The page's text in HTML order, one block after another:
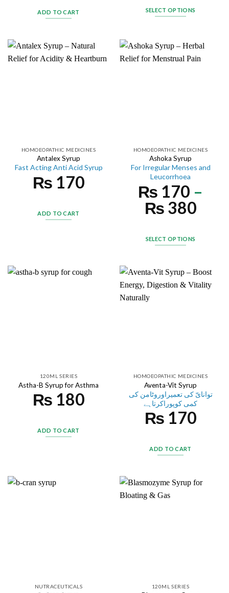
ADD TO CART SELECT OPTIONS
HOMOEOPATHIC MEDICINES
Antalex Syrup
Fast Acting Anti Acid Syrup
₨ 170
ADD TO CART
HOMOEOPATHIC MEDICINES
Ashoka Syrup
For Irregular Menses and
Leucorrhoea
₨ 170 –
₨ 380
SELECT OPTIONS
120ML SERIES
Astha-B Syrup for Asthma
₨ 180
ADD TO CART
HOMOEOPATHIC MEDICINES
Aventa-Vit Syrup
توانایّ کی تعمیراوروٹامن کی
کمی کوپوراکرتاہے
₨ 170
ADD TO CART
NUTRACEUTICALS 120ML SERIES